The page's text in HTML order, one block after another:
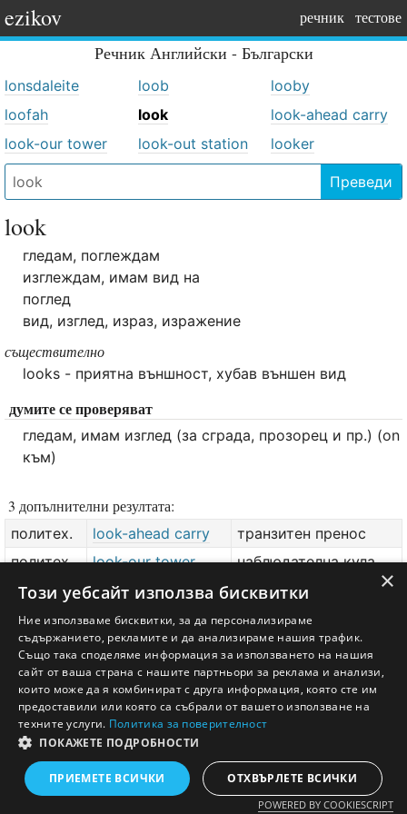
ezikov речник тестове
Речник Английски - Български
lonsdaleite loob
looby
loofah
look
look-ahead carry
look-our tower
look-out station looker
Преведи
look
гледам, поглеждам
изглеждам, имам вид на
поглед
вид, изглед, израз, изражение
съществително
looks - приятна външност, хубав външен вид
думите се проверяват
гледам, имам изглед (за сграда, прозорец и пр.) (on
към)
3 допълнителни резултата:
политех. look-ahead carry
транзитен пренос
политех.
look-our tower
наблюдателна кула
политех.
look-out station наблюдателен пост
добави значение или преводтук
Английско - Български речник © Ezikov.com
Условия
Контакти Панел
×
Този уебсайт използва бисквитки
Ние използваме бисквитки, за да персонализираме
съдържанието, рекламите и да анализираме нашия трафик.
Също така споделяме информация за използването на нашия
сайт от ваша страна с нашите партньори за реклама и анализи,
които може да я комбинират с друга информация, която сте им
предоставили или която са събрали от вашето използване на
техните услуги. Политика за поверителност
ПОКАЖЕТЕ ПОДРОБНОСТИ
ПРИЕМЕТЕ ВСИЧКИ ОТХВЪРЛЕТЕ ВСИЧКИ
POWERED BY COOKIESCRIPT